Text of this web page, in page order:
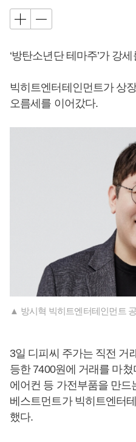
‘방탄소년단 테마주’가 강
빅히트엔터테인먼트가 상
오름세를 이어갔다.
▲ 방시혁 빅히트엔터테인먼트
3일 디피씨 주가는 직전 거
등한 7400원에 거래를 마
에어컨 등 가전부품을 만
베스트먼트가 빅히트엔터
했다.